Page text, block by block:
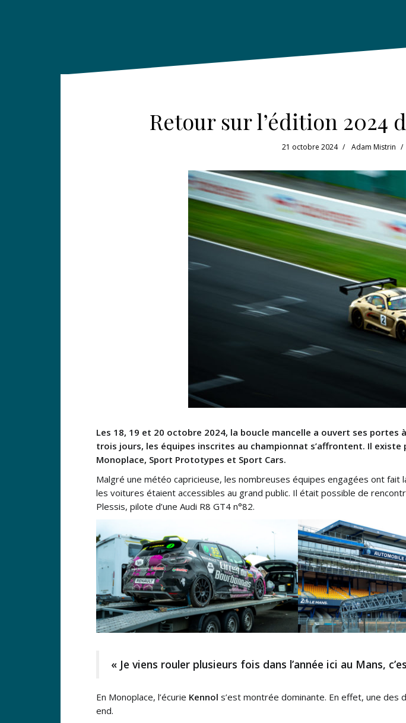
Retour sur l’édition 2024
21 octobre 2024 Adam Mistrin
Les 18, 19 et 20 octobre 2024, la boucle mancelle a ouvert ses portes
trois jours, les équipes inscrites au championnat s’affrontent. Il existe
Monoplace, Sport Prototypes et Sport Cars.
Malgré une météo capricieuse, les nombreuses équipes engagées ont
les voitures étaient accessibles au grand public. Il était possible de
Plessis, pilote d’une Audi R8 GT4 n°82.
« Je viens rouler plusieurs fois dans l’année ici au Mans,
En Monoplace, l’écurie Kennol s’est montrée dominante. En effet, une
end.